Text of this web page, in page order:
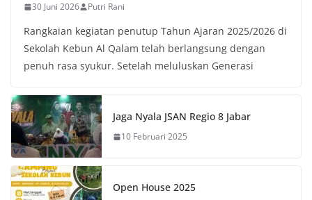
30 Juni 2026 Putri Rani
Rangkaian kegiatan penutup Tahun Ajaran 2025/2026 di
Sekolah Kebun Al Qalam telah berlangsung dengan
penuh rasa syukur. Setelah meluluskan Generasi
Jaga Nyala JSAN Regio 8 Jabar
10 Februari 2025
Open House 2025